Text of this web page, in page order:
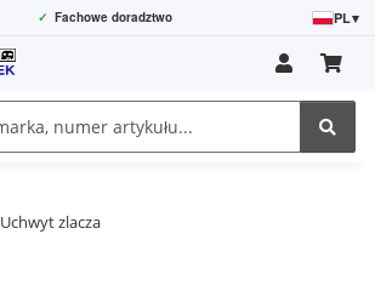
✓ Fachowe doradztwo PL▾
Uchwyt zlacza